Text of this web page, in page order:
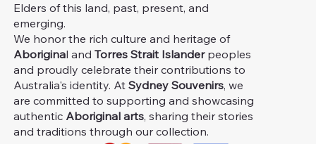
Elders of this land, past, present, and
emerging.
We honor the rich culture and heritage of
Aboriginal andTorres Strait Islanderpeoples
and proudly celebrate their contributions to
Australia's identity. AtSydney Souvenirs, we
are committed to supporting and showcasing
authentic Aboriginal arts, sharing their stories
and traditions through our collection.